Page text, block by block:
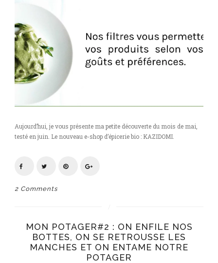
Aujourd’hui, je vous présente ma petite découverte du mois de mai,
testé en juin. Le nouveau e-shop d’épicerie bio : KAZIDOMI.
2 Comments
MON POTAGER#2 : ON ENFILE NOS
BOTTES, ON SE RETROUSSE LES
MANCHES ET ON ENTAME NOTRE
POTAGER